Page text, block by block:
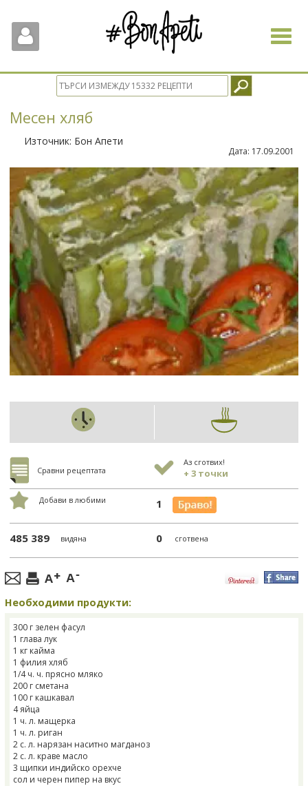
Toggle
Месен хляб
Източник: Бон Апети
Дата: 17.09.2001
Сравни рецептата
Аз сготвих!
+ 3 точки
Добави в любими 1
485 389 видяна 0 сготвена
Необходими продукти:
300 г зелен фасул
1 глава лук
1 кг кайма
1 филия хляб
1/4 ч. ч. прясно мляко
200 г сметана
100 г кашкавал
4 яйца
1 ч. л. мащерка
1 ч. л. риган
2 с. л. нарязан наситно магданоз
2 с. л. краве масло
3 щипки индийско орехче
сол и черен пипер на вкус